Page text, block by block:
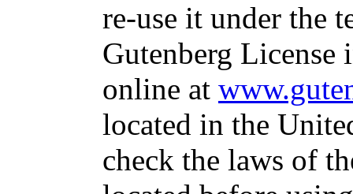
re-use it under the
Gutenberg
online at
located in the
check the laws of